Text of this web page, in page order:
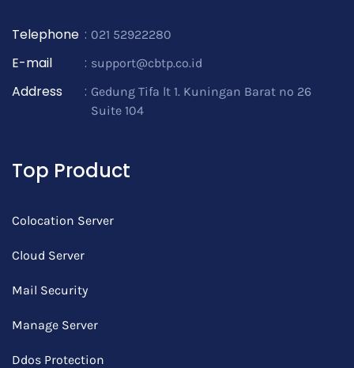
Telephone : 021 52922280
E-mail : support@cbtp.co.id
Address : Gedung Tifa lt 1. Kuningan Barat no 26
Suite 104
Top Product
Colocation Server
Cloud Server
Mail Security
Manage Server
Ddos Protection